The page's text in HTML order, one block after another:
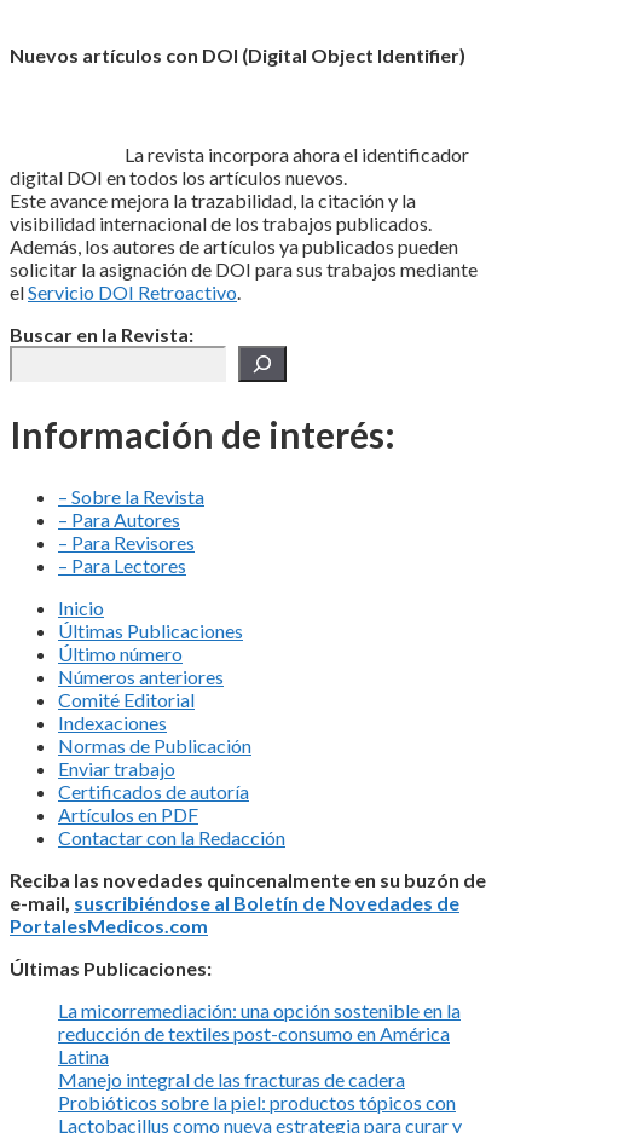
Nuevos artículos con DOI (Digital Object Identifier)
La revista incorpora ahora el identificador
digital DOI en todos los artículos nuevos.
Este avance mejora la trazabilidad, la citación y la
visibilidad internacional de los trabajos publicados.
Además, los autores de artículos ya publicados pueden
solicitar la asignación de DOI para sus trabajos mediante
elServicio DOI Retroactivo
Buscar en la Revista:
Información de interés:
– Sobre la Revista
– Para Autores
– Para Revisores
– Para Lectores
Inicio
Últimas Publicaciones
Último número
Números anteriores
Comité Editorial
Indexaciones
Normas de Publicación
Enviar trabajo
Certificados de autoría
Artículos en PDF
Contactar con la Redacción
Reciba las novedades quincenalmente en su buzón de
e-mail, suscribiéndose al Boletín de Novedades de
PortalesMedicos.com
Últimas Publicaciones:
La micorremediación: una opción sostenible en la
reducción de textiles post-consumo en América
Latina
Manejo integral de las fracturas de cadera
Probióticos sobre la piel: productos tópicos con
Lactobacillus como nueva estrategia para curar y